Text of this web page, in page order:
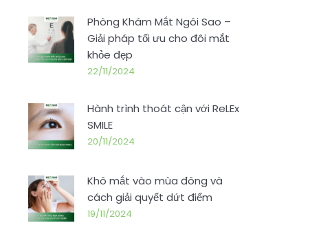
Phòng Khám Mắt Ngôi Sao –
Giải pháp tối ưu cho đôi mắt
khỏe đẹp
22/11/2024
Hành trình thoát cận với ReLEx
SMILE
20/11/2024
Khô mắt vào mùa đông và
cách giải quyết dứt điểm
19/11/2024